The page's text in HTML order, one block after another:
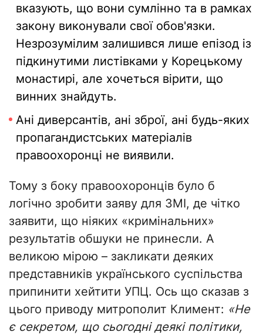
вказують, що вони сумлінно та в рамках
закону виконували свої обов'язки.
Незрозумілим залишився лише епізод із
підкинутими листівками у Корецькому
монастирі, але хочеться вірити, що
винних знайдуть.
Ані диверсантів, ані зброї, ані будь-яких
пропагандистських матеріалів
правоохоронці не виявили.
Тому з боку правоохоронців було б
логічно зробити заяву для ЗМІ, де чітко
заявити, що ніяких «кримінальних»
результатів обшуки не принесли. А
великою мірою – закликати деяких
представників українського суспільства
припинити хейтити УПЦ. Ось що сказав з
цього приводу митрополит Климент: «Не
є секретом, що сьогодні деякі політики,